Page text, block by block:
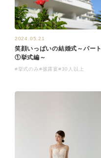
2024.05.21
笑顔いっぱいの結婚式～パート
①挙式編～
#挙式のみ#披露宴#30人以上